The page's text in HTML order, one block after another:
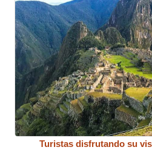
Turistas disfrutando su